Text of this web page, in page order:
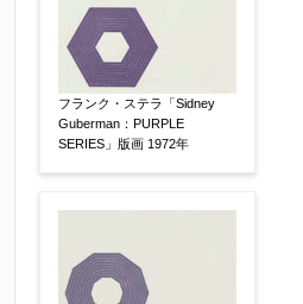
お名前 【必須】
フリガナ 【任意】
メールアドレス
フランク・ステラ「Sidney
Guberman：PURPLE
SERIES」版画 1972年